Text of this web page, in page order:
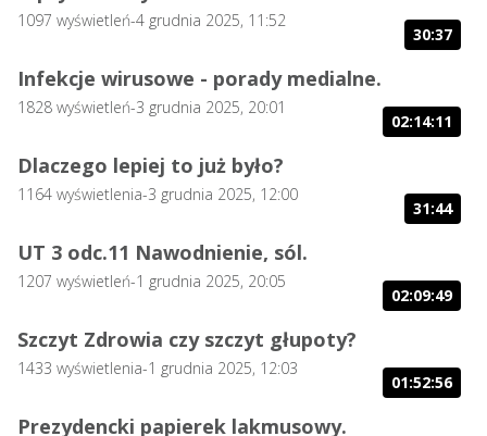
1097 wyświetleń-4 grudnia 2025, 11:52
30:37
Infekcje wirusowe - porady medialne.
1828 wyświetleń-3 grudnia 2025, 20:01
02:14:11
Dlaczego lepiej to już było?
1164 wyświetlenia-3 grudnia 2025, 12:00
31:44
UT 3 odc.11 Nawodnienie, sól.
1207 wyświetleń-1 grudnia 2025, 20:05
02:09:49
Szczyt Zdrowia czy szczyt głupoty?
1433 wyświetlenia-1 grudnia 2025, 12:03
01:52:56
Prezydencki papierek lakmusowy.